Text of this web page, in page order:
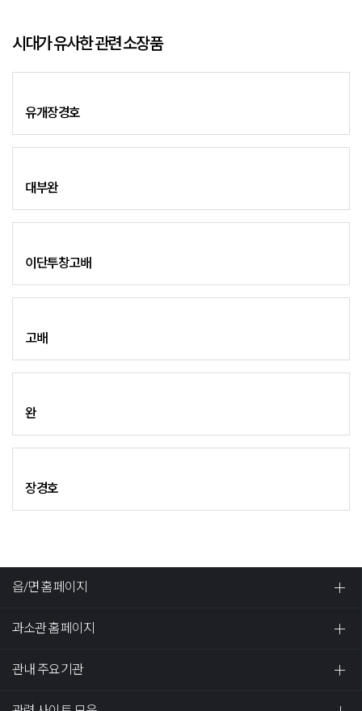
시대가 유사한 관련 소장품
유개장경호
대부완
이단투창고배
고배
완
장경호
읍/면 홈페이지
과소관 홈페이지
관내 주요기관